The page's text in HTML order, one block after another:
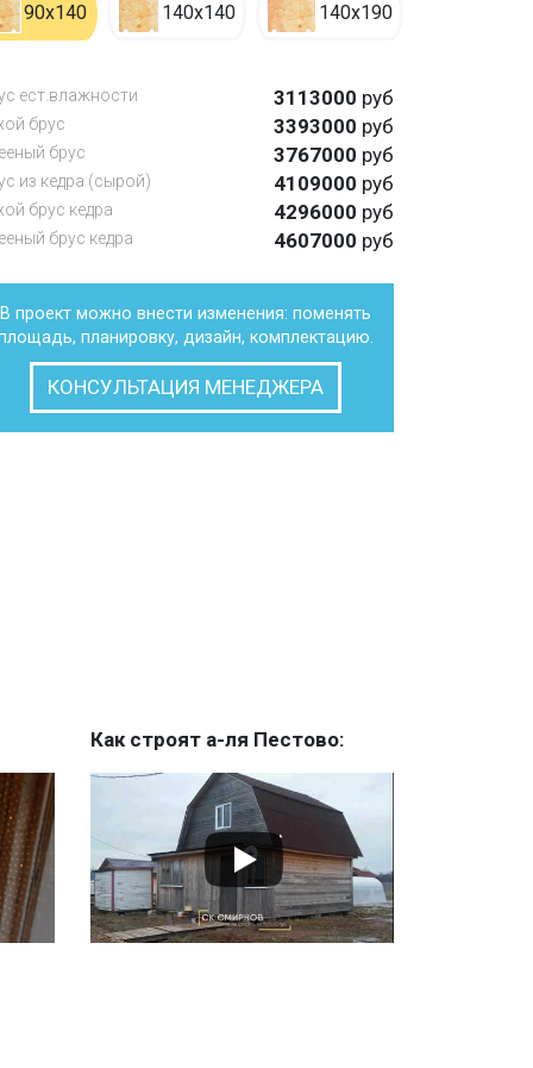
90х140 140х140 140х190
ест.влажности 3113000 руб
брус 3393000 руб
брус 3767000 руб
из кедра (сырой) 4109000 руб
брус кедра 4296000 руб
брус кедра 4607000 руб
В проект можно внести изменения: поменять
планировку, дизайн, комплектацию.
КОНСУЛЬТАЦИЯ МЕНЕДЖЕРА
Как строят а-ля Пестово: